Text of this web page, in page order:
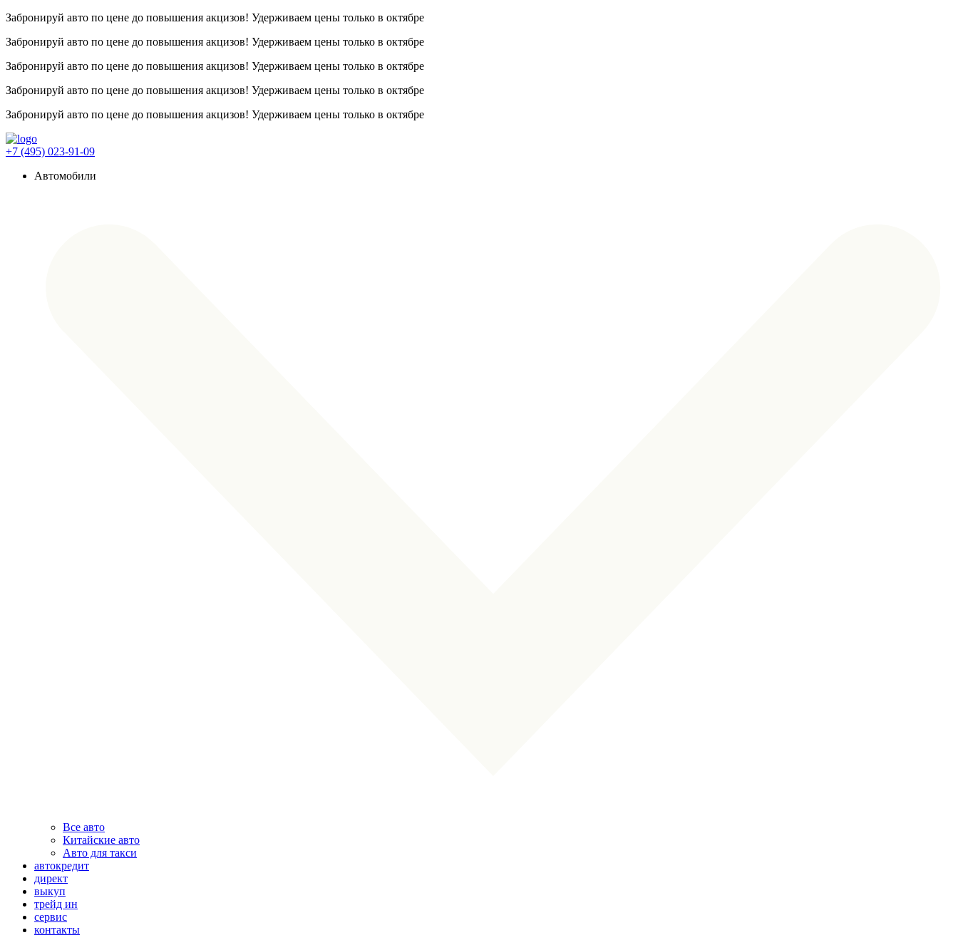
Забронируй авто по цене до повышения акцизов! Удерживаем цены только в октябре
Забронируй авто по цене до повышения акцизов! Удерживаем цены только в октябре
Забронируй авто по цене до повышения акцизов! Удерживаем цены только в октябре
Забронируй авто по цене до повышения акцизов! Удерживаем цены только в октябре
Забронируй авто по цене до повышения акцизов! Удерживаем цены только в октябре
+7 (495) 023-91-09
Автомобили
Все авто
Китайские авто
Авто для такси
автокредит
директ
выкуп
трейд ин
сервис
контакты